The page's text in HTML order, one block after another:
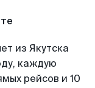
из Якутска
каждую
рейсов и 10